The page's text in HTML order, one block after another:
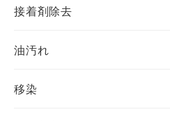
接着剤除去
油汚れ
移染